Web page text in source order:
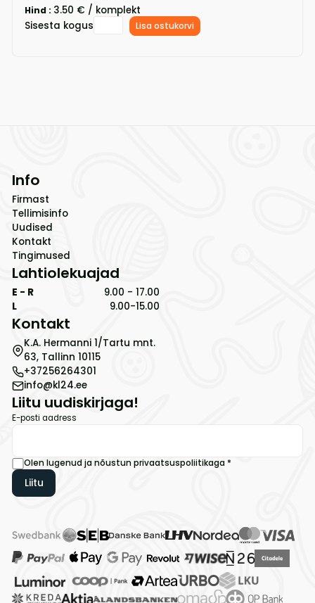
Hind : 3.50 € / komplekt
Sisesta kogus
Lisa ostukorvi
Info
Firmast
Tellimisinfo
Uudised
Kontakt
Tingimused
Lahtiolekuajad
E - R
9.00 - 17.00
L
9.00-15.00
Kontakt
K.A. Hermanni 1/Tartu mnt.
63, Tallinn 10115
+37256264301
info@kl24.ee
Liitu uudiskirjaga!
E-posti aadress
Olen lugenud ja nõustun privaatsuspoliitikaga *